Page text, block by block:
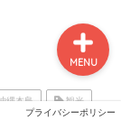
縄本島
観光
プライバシーポリシー
MENU